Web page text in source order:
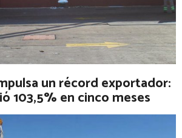
un récord exportador:
103,5% en cinco meses